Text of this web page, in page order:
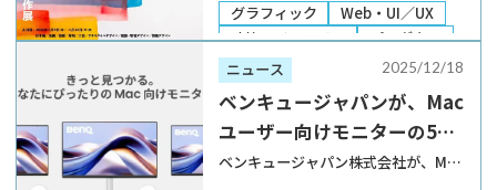
を、2026年1月9日から12日まで（A日
程）と、3月13日から15日まで（B日
程）の2回に分けて開催する。会場
は、同大学の八王子キャンパス。 A日
程の […]
グラフィック
Web・UI／UX
建築・インテリア
プロダクト
ファッション
卒業制作展
ニュース 2025/12/18
ベンキュージャパンが、Mac
ユーザー向けモニターの5K
解像度フラグシップモデル
ベンキュージャパン株式会社が、Mac